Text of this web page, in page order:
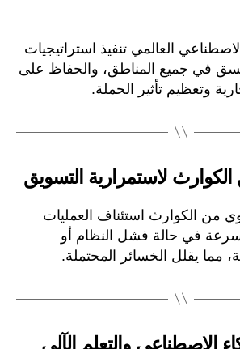
العالمي تنفيذ استراتيجيات
في جميع المناطق، والحفاظ على
وتعظيم تأثير الحملة.
الكوارث لاستمرارية التسويق
من الكوارث استئناف العمليات
بسرعة في حالة فشل النظام أو
مما يقلل الخسائر المحتملة.
الاصطناعي والتعلم الآلي